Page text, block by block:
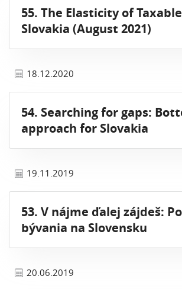
55. The Elasticity of
Slovakia (August 2021)
18.12.2020
54. Searching for gaps:
approach for Slovakia
19.11.2019
53. V nájme ďalej zájdeš:
bývania na Slovensku
20.06.2019